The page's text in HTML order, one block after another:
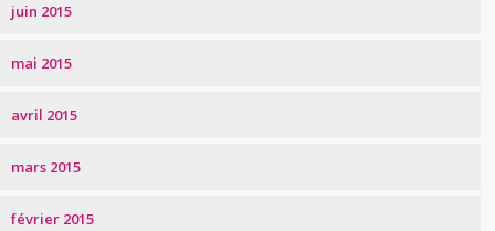
juin 2015
mai 2015
avril 2015
mars 2015
février 2015